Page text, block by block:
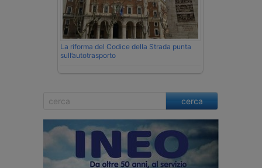
La riforma del Codice della Strada punta
sull’autotrasporto
cerca